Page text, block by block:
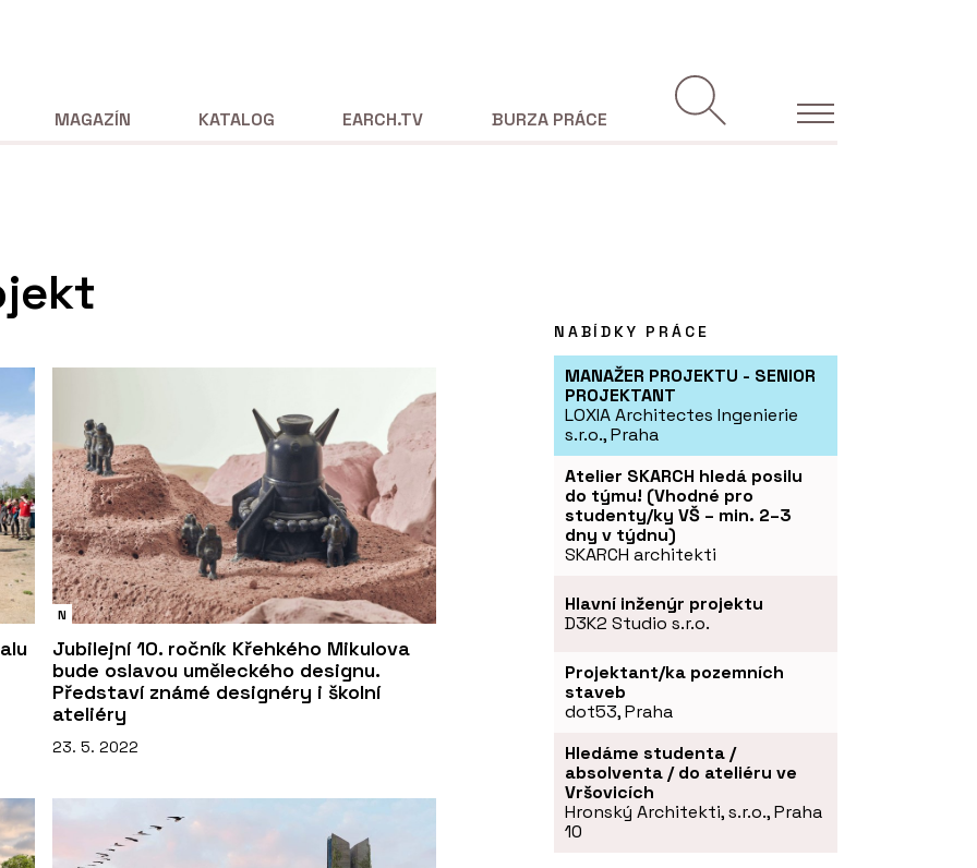
MAGAZÍN KATALOG EARCH.TV BURZA PRÁCE
N
Jubilejní 10. ročník Křehkého Mikulova
bude oslavou uměleckého designu.
Představí známé designéry i školní
ateliéry
23. 5. 2022
NABÍDKY PRÁCE
MANAŽER PROJEKTU - SENIOR
PROJEKTANT
LOXIA Architectes Ingenierie
s.r.o., Praha
Atelier SKARCH hledá posilu
do týmu! (Vhodné pro
studenty/ky VŠ – min. 2–3
dny v týdnu)
SKARCH architekti
Hlavní inženýr projektu
D3K2 Studio s.r.o.
Projektant/ka pozemních
staveb
dot53, Praha
Hledáme studenta /
absolventa / do ateliéru ve
Vršovicích
Hronský Architekti, s.r.o., Praha
10